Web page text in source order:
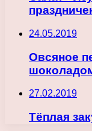
24.05.2019
Овсяное
27.02.2019
Тёплая